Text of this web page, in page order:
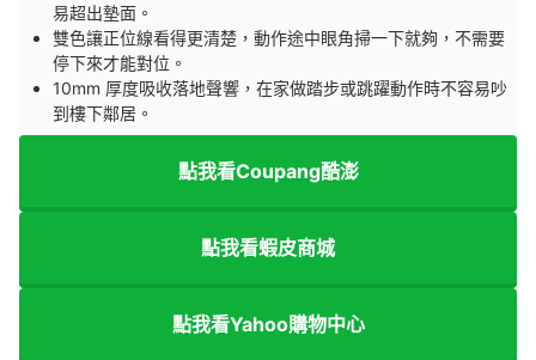
易超出墊面。
雙色讓正位線看得更清楚，動作途中眼角掃一下就夠，不需要
停下來才能對位。
10mm 厚度吸收落地聲響，在家做踏步或跳躍動作時不容易吵
到樓下鄰居。
點我看Coupang酷澎
點我看蝦皮商城
點我看Yahoo購物中心